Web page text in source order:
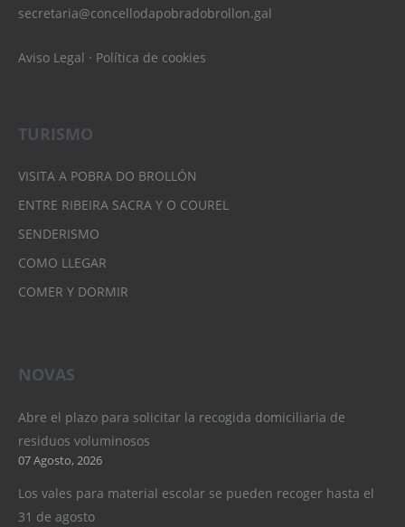
secretaria@concellodapobradobrollon.gal
Aviso Legal · Política de cookies
TURISMO
VISITA A POBRA DO BROLLÓN
ENTRE RIBEIRA SACRA Y O COUREL
SENDERISMO
COMO LLEGAR
COMER Y DORMIR
NOVAS
Abre el plazo para solicitar la recogida domiciliaria de
residuos voluminosos
07 Agosto, 2026
Los vales para material escolar se pueden recoger hasta el
31 de agosto